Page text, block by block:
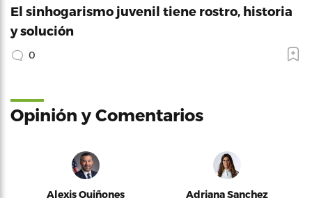
El sinhogarismo juvenil tiene rostro, historia
y solución
0
Opinión y Comentarios
Alexis Quiñones Adriana Sanchez